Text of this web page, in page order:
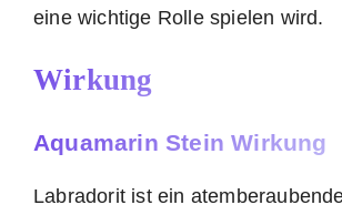
eine wichtige Rolle spielen wird.
Wirkung
Aquamarin Stein Wirkung
Labradorit ist ein